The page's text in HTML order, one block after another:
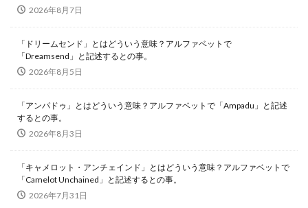
2026年8月7日
「ドリームセンド」とはどういう意味？アルファベットで
「Dreamsend」と記述するとの事。
2026年8月5日
「アンパドゥ」とはどういう意味？アルファベットで「Ampadu」と記述
するとの事。
2026年8月3日
「キャメロット・アンチェインド」とはどういう意味？アルファベットで
「Camelot Unchained」と記述するとの事。
2026年7月31日